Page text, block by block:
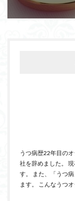
うつ病歴22年目の
社を辞めました。
す。 また、「うつ
ます。 こんなうつ